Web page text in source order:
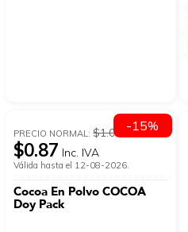
PRECIO NORMAL:$1.02
$0.87 Inc. IVA
Válida hasta el 12-08-2026.
Cocoa En Polvo COCOA
Doy Pack
-15%